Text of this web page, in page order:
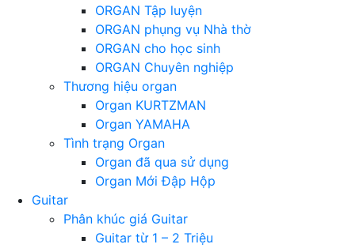
ORGAN Tập luyện
ORGAN phụng vụ Nhà thờ
ORGAN cho học sinh
ORGAN Chuyên nghiệp
Thương hiệu organ
Organ KURTZMAN
Organ YAMAHA
Tình trạng Organ
Organ đã qua sử dụng
Organ Mới Đập Hộp
Guitar
Phân khúc giá Guitar
Guitar từ 1 – 2 Triệu